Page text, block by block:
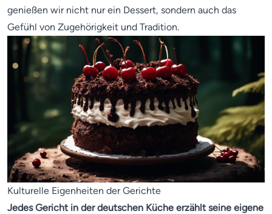
genießen wir nicht nur ein Dessert, sondern auch das
Gefühl von Zugehörigkeit und Tradition.
Kulturelle Eigenheiten der Gerichte
Jedes Gericht in der deutschen Küche erzählt seine eigene